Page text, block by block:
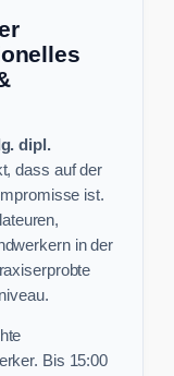
dipl.
dass auf der
ist.
in der
Bis 15:00